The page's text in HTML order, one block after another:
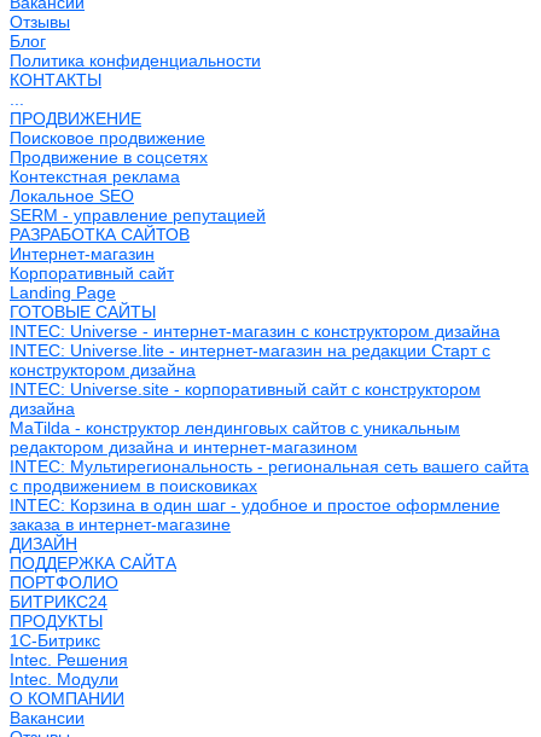
Отзывы
Блог
Политика конфиденциальности
КОНТАКТЫ
ПРОДВИЖЕНИЕ
Поисковое продвижение
Продвижение в соцсетях
Контекстная реклама
Локальное SEO
SERM - управление репутацией
РАЗРАБОТКА САЙТОВ
Интернет-магазин
Корпоративный сайт
Landing Page
ГОТОВЫЕ САЙТЫ
INTEC: Universe - интернет-магазин с конструктором дизайна
INTEC: Universe.lite - интернет-магазин на редакции Старт с
конструктором дизайна
INTEC: Universe.site - корпоративный сайт с конструктором
дизайна
MaTilda - конструктор лендинговых сайтов с уникальным
редактором дизайна и интернет-магазином
INTEC: Мультирегиональность - региональная сеть вашего сайта
с продвижением в поисковиках
INTEC: Корзина в один шаг - удобное и простое оформление
заказа в интернет-магазине
ДИЗАЙН
ПОДДЕРЖКА САЙТА
ПОРТФОЛИО
БИТРИКС24
ПРОДУКТЫ
1С-Битрикс
Intec. Решения
Intec. Модули
О КОМПАНИИ
Вакансии